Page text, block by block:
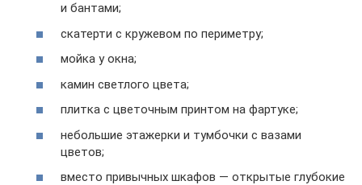
и бантами;
скатерти с кружевом по периметру;
мойка у окна;
камин светлого цвета;
плитка с цветочным принтом на фартуке;
небольшие этажерки и тумбочки с вазами
цветов;
вместо привычных шкафов — открытые глубокие